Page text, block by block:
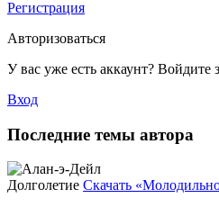
Регистрация
Авторизоваться
У вас уже есть аккаунт? Войдите
Вход
Последние темы автора
Долголетие Скачать